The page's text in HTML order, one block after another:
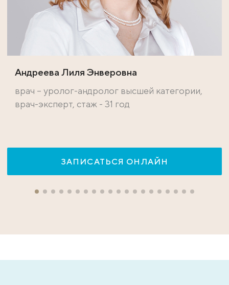
Андреева Лиля Энверовна
врач – уролог-андролог высшей категории,
врач-эксперт, стаж - 31 год
ЗАПИСАТЬСЯ ОНЛАЙН